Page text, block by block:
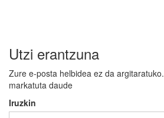
Utzi erantzuna
Zure e-posta helbidea ez da argitaratuko.
markatuta daude
Iruzkin